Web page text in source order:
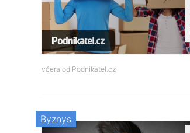
včera od Podnikatel.cz
Byznys